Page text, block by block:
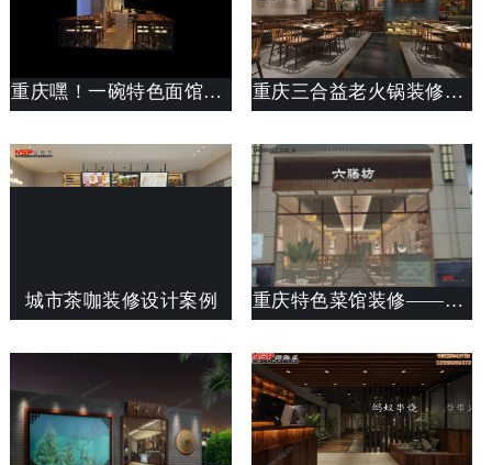
重庆嘿！一碗特色面馆装修案例分享 重庆三合益老火锅装修设计案例展示欣赏
城市茶咖装修设计案例 重庆特色菜馆装修——彩云府六膳坊装修